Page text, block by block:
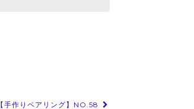
【手作りペアリング】NO.58